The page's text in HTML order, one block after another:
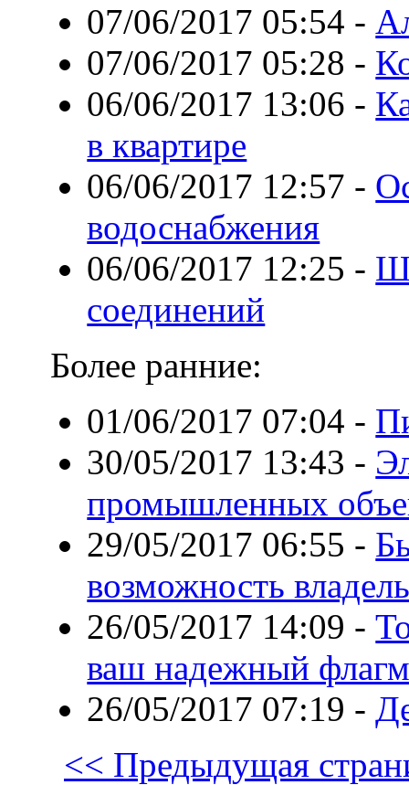
07/06/2017 05:54 -
07/06/2017 05:28 -
06/06/2017 13:06 -
в квартире
06/06/2017 12:57 -
водоснабжения
06/06/2017 12:25 -
соединений
Более ранние:
01/06/2017 07:04 -
30/05/2017 13:43 -
промышленных
29/05/2017 06:55 -
возможность
26/05/2017 14:09 -
ваш надежный
26/05/2017 07:19 -
<< Предыдущая